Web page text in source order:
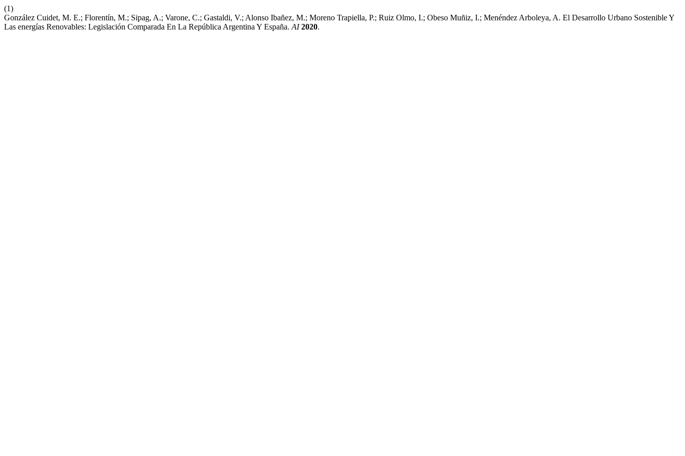
(1)
González Cuidet, M. E.; Florentín, M.; Sipag, A.; Varone, C.; Gastaldi, V.; Alonso Ibañez, M.; Moreno Trapiella, P.; Ruiz Olmo, I.; Obeso Muñiz, I.; Menéndez Arboleya, A. El Desarrollo Urbano Sostenible Y
Las energías Renovables: Legislación Comparada En La República Argentina Y España. AI 2020.